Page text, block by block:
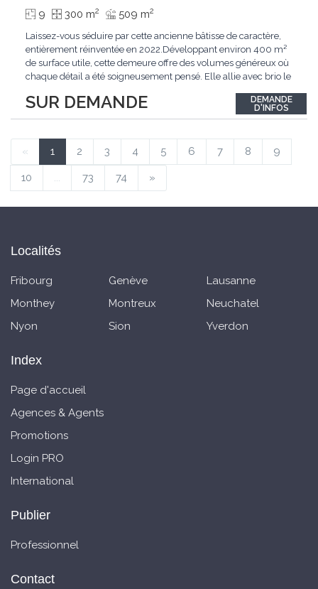
SUR DEMANDE
9 300 m2 509 m2
Laissez-vous séduire par cette ancienne bâtisse de caractère,
entièrement réinventée en 2022.Développant environ 400 m²
de surface utile, cette demeure offre des volumes généreux où
chaque détail a été soigneusement pensé. Elle allie avec brio le
contemporaines. Sa distribution harmonieuse et fonctionnelle a
été conçue pour répondre...
DEMANDE
D'INFOS
« 1 2 3 4 5 6 7 8 9
10 ... 73 74 »
Localités
Fribourg Genève
Lausanne
Monthey
Montreux
Neuchatel
Nyon
Sion Yverdon
Index
Page d'accueil
Agences & Agents
Promotions
Login PRO
International
Publier
Professionnel
Contact